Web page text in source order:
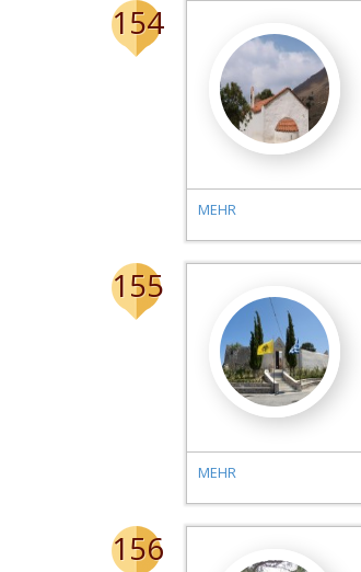
154
MEHR
155
MEHR
156